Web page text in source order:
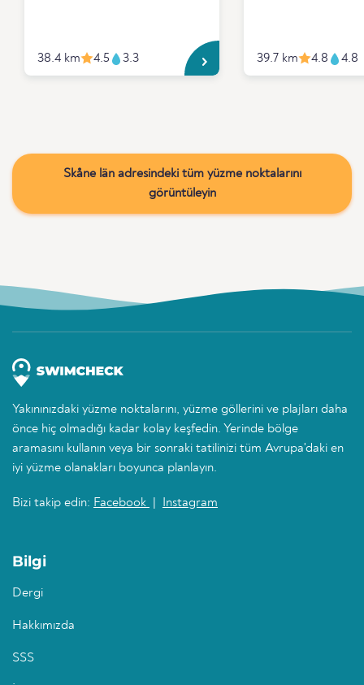
38.4 km 4.5 3.3 39.7 km 4.8 4.8
Skåne län adresindeki tüm yüzme noktalarını
görüntüleyin
Yakınınızdaki yüzme noktalarını, yüzme göllerini ve plajları daha
önce hiç olmadığı kadar kolay keşfedin. Yerinde bölge
aramasını kullanın veya bir sonraki tatilinizi tüm Avrupa'daki en
iyi yüzme olanakları boyunca planlayın.
Bizi takip edin: Facebook Instagram
Bilgi
Dergi
Hakkımızda
SSS